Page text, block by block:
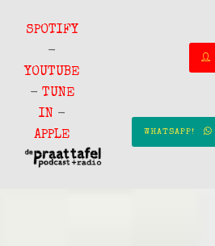
SPOTIFY
-
YOUTUBE
- TUNE
IN -
APPLE
WHATSAPP!